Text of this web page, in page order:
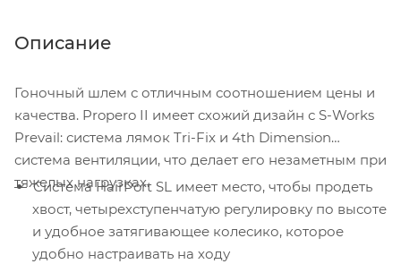
Описание
Гоночный шлем с отличным соотношением цены и
качества. Propero II имеет схожий дизайн с S-Works
Prevail: система лямок Tri-Fix и 4th Dimension
система вентиляции, что делает его незаметным при
тяжелых нагрузках.
Система HairPort SL имеет место, чтобы продеть
хвост, четырехступенчатую регулировку по высоте
и удобное затягивающее колесико, которое
удобно настраивать на ходу